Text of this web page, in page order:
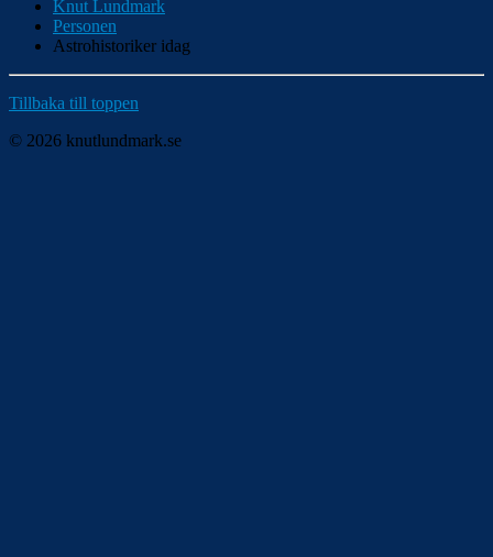
Knut Lundmark
Personen
Astrohistoriker idag
Tillbaka till toppen
© 2026 knutlundmark.se